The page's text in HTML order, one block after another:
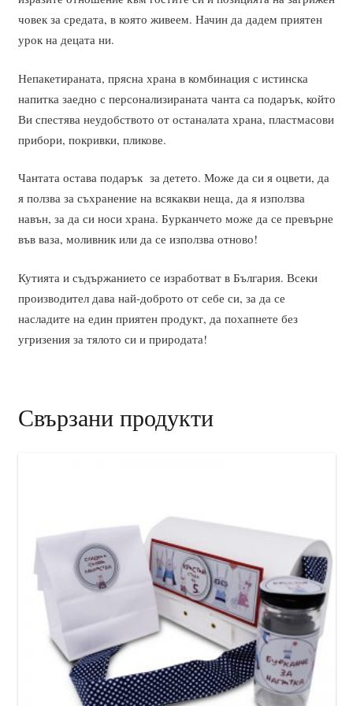
човек за средата, в която живеем. Начин да дадем приятен
урок на децата ни.
Непакетираната, прясна храна в комбинация с истинска
напитка заедно с персонализираната чанта са подарък, който
Ви спестява неудобството от останалата храна, пластмасови
прибори, покривки, пликове.
Чантата остава подарък за детето. Може да си я оцвети, да
я ползва за съхранение на всякакви неща, да я използва
навън, за да си носи храна. Бурканчето може да се превърне
във ваза, моливник или да се използва отново!
Кутията и съдържанието се изработват в България. Всеки
производител дава най-доброто от себе си, за да се
насладите на един приятен продукт, да похапнете без
угризения за тялото си и природата!
Свързани продукти